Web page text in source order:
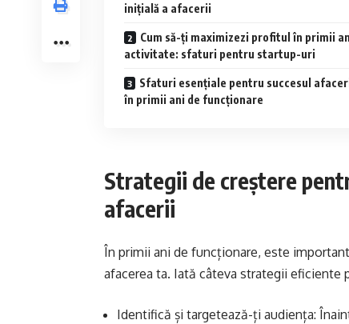
inițială a afacerii
Cum să-ți maximizezi profitul în primii
activitate: sfaturi pentru startup-uri
Sfaturi esențiale pentru succesul
în primii ani de funcționare
Strategii de creștere
afacerii
În primii ani de funcționare, este
afacerea ta. Iată câteva strategii eficiente
Identifică și targetează-ți audiența: